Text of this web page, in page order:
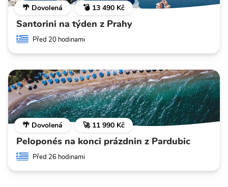
🌴 Dovolená 💣 13 490 Kč
Santorini na týden z Prahy
Před 20 hodinami
🌴 Dovolená 🚀 11 990 Kč
Peloponés na konci prázdnin z Pardubic
Před 26 hodinami